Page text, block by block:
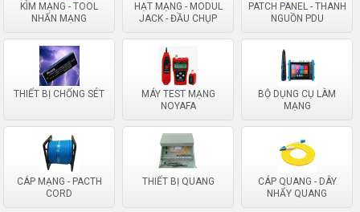
KÌM MẠNG - TOOL
NHẤN MẠNG
HẠT MẠNG - MODUL
JACK - ĐẦU CHỤP
PATCH PANEL - THANH
NGUỒN PDU
THIẾT BỊ CHỐNG SÉT
MÁY TEST MẠNG
NOYAFA
BỘ DỤNG CỤ LÀM
MẠNG
CÁP MẠNG - PACTH
CORD
THIẾT BỊ QUANG
CÁP QUANG - DÂY
NHẨY QUANG